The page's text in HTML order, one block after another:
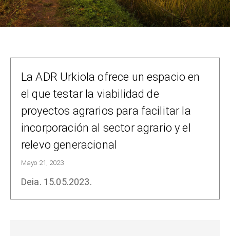
La ADR Urkiola ofrece un espacio en
el que testar la viabilidad de
proyectos agrarios para facilitar la
incorporación al sector agrario y el
relevo generacional
Mayo 21, 2023
Deia. 15.05.2023.